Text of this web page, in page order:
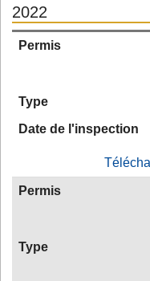
2022
Permis
Type
Date de l'inspection
Permis
Type